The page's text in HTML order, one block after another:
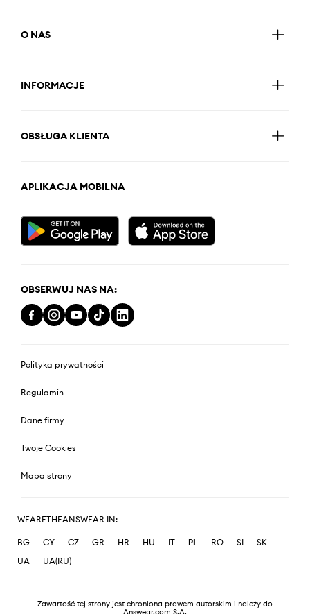
O NAS
INFORMACJE
OBSŁUGA KLIENTA
APLIKACJA MOBILNA
OBSERWUJ NAS NA:
Polityka prywatności
Regulamin
Dane firmy
Twoje Cookies
Mapa strony
WEARETHEANSWEAR IN:
BG CY CZ GR HR HU IT PL RO SI
SK
UA
UA(RU)
Zawartość tej strony jest chroniona prawem autorskim i należy do